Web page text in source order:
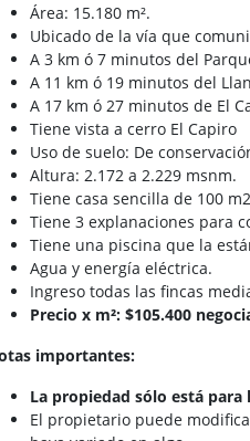
Área: 15.180 m².
Ubicado de la vía que
A 3 km ó 7 minutos del
A 11 km ó 19 minutos del
A 17 km ó 27 minutos de El
Tiene vista a cerro El Capiro
Uso de suelo: De
Altura: 2.172 a 2.229 msnm.
Tiene casa sencilla de 100
Tiene 3 explanaciones para
Tiene una piscina que la
Agua y energía eléctrica.
Ingreso todas las fincas
Precio x m²: $105.400
importantes:
La propiedad sólo está para
El propietario puede